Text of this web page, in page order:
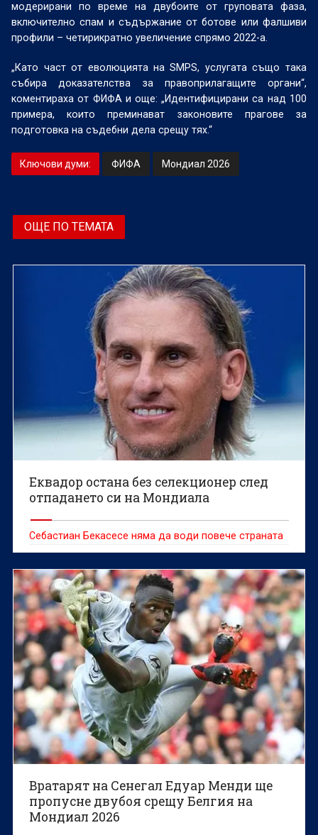
модерирани по време на двубоите от груповата фаза,
включително спам и съдържание от ботове или фалшиви
профили – четирикратно увеличение спрямо 2022-а.
„Като част от еволюцията на SMPS, услугата също така
събира доказателства за правоприлагащите органи“,
коментираха от ФИФА и още: „Идентифицирани са над 100
примера, които преминават законовите прагове за
подготовка на съдебни дела срещу тях.“
Ключови думи: ФИФА Мондиал 2026
ОЩЕ ПО ТЕМАТА
Еквадор остана без селекционер след
отпадането си на Мондиала
Себастиан Бекасесе няма да води повече страната
Вратарят на Сенегал Едуар Менди ще
пропусне двубоя срещу Белгия на
Мондиал 2026